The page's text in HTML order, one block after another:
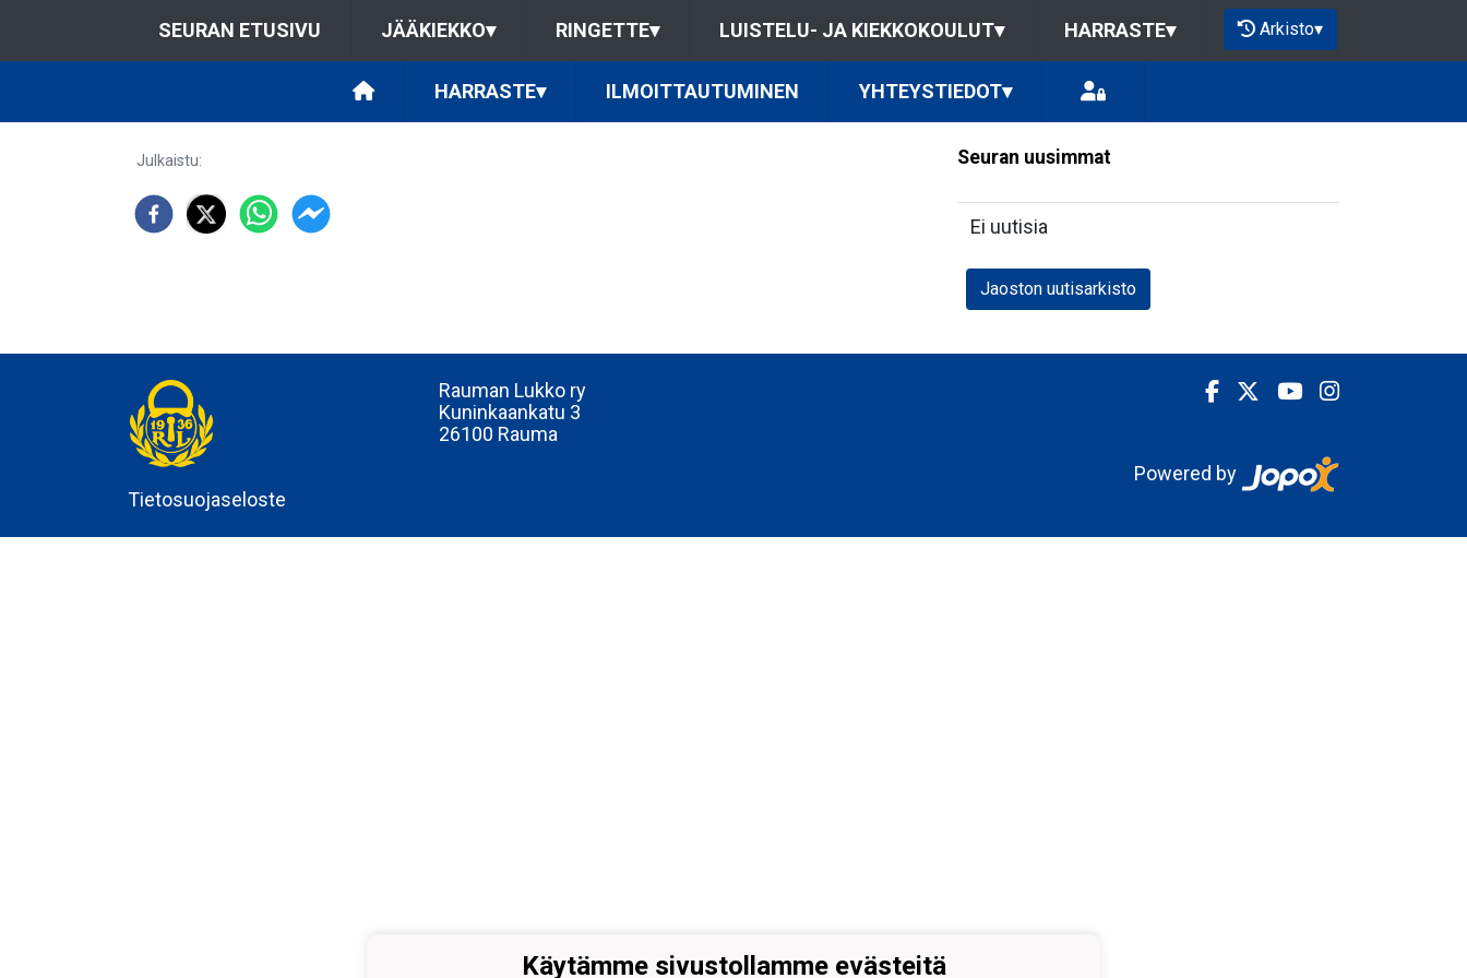
SEURAN ETUSIVU JÄÄKIEKKO▾ RINGETTE▾ LUISTELU- JA KIEKKOKOULUT▾ HARRASTE▾ Arkisto▾
HARRASTE▾ ILMOITTAUTUMINEN YHTEYSTIEDOT▾
Julkaistu: Seuran uusimmat
Ei uutisia
Jaoston uutisarkisto
Tietosuojaseloste
Rauman Lukko ry
Kuninkaankatu 3
26100 Rauma
Powered by
Käytämme sivustollamme evästeitä